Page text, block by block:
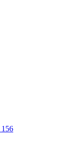
156